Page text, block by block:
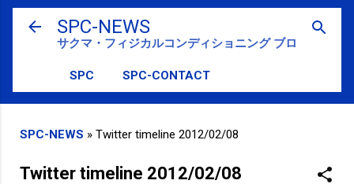
スキップしてメイン コンテンツに移動
SPC-NEWS
サクマ・フィジカルコンディショニング ブログ
SPC SPC-CONTACT
SPC-NEWS » Twitter timeline 2012/02/08
Twitter timeline 2012/02/08